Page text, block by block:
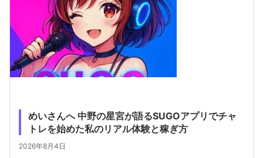
めいさんへ 中野の星宮が語るSUGOアプリでチャ
トレを始めた私のリアル体験と稼ぎ方
2026年8月4日